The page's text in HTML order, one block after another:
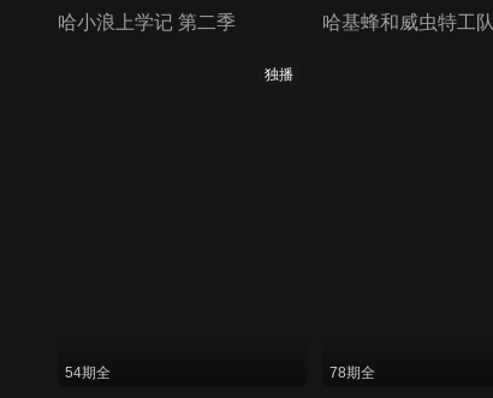
哈小浪上学记 第二季 哈基蜂和威虫特工队
独播
54期全 78期全